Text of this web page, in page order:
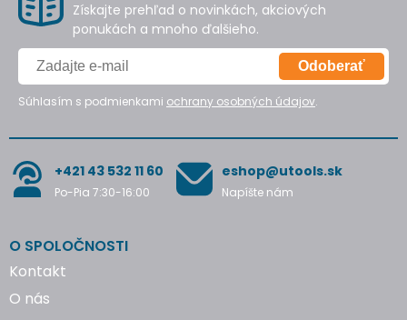
Získajte prehľad o novinkách, akciových
ponukách a mnoho ďalšieho.
Odoberať
Súhlasím s podmienkami ochrany osobných údajov.
+421 43 532 11 60
Po-Pia 7:30-16:00
eshop@utools.sk
Napíšte nám
O SPOLOČNOSTI
Kontakt
O nás